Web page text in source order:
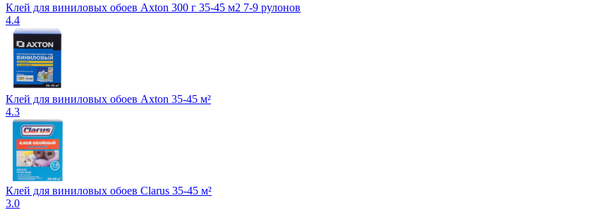
Клей для виниловых обоев Axton 300 г 35-45 м2 7-9 рулонов
4.4
Клей для виниловых обоев Axton 35-45 м²
4.3
Клей для виниловых обоев Clarus 35-45 м²
3.0